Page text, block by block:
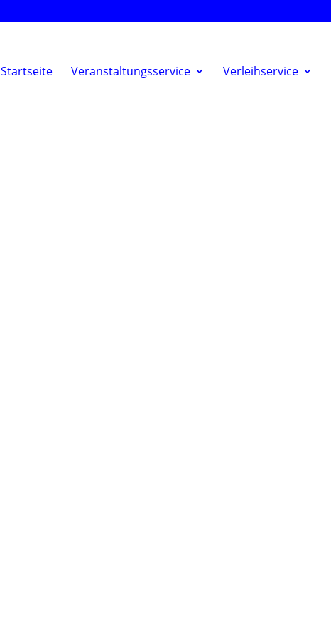
Startseite Veranstaltungsservice Verleihservice